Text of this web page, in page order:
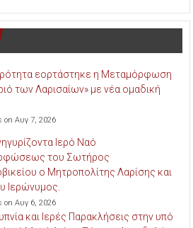
εορτάστηκε η Μεταμόρφωση
των Λαρισαίων» με νέα ομαδική
on Αυγ 7, 2026
Ιερό Ναό
του Σωτήρος
ο Μητροπολίτης Λαρίσης και
Ιερώνυμος.
on Αυγ 6, 2026
και Ιερές Παρακλήσεις στην υπό